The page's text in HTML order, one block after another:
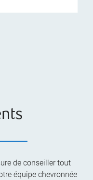
de conseiller tout
équipe chevronnée